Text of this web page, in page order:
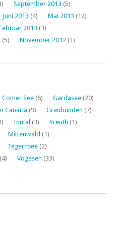
September 2013 (5)
Juni 2013 (4) Mai 2013 (12)
2013 (3)
(5) November 2012 (1)
Comer See (6) Gardasee (20)
Canaria (9) Graubünden (7)
Inntal (3) Kreuth (1)
Mittenwald (1)
Tegernsee (2)
(4) Vogesen (33)